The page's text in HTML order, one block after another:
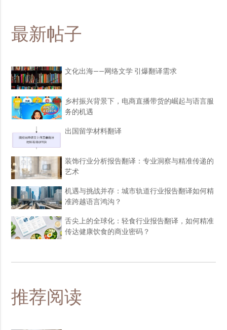
最新帖子
文化出海——网络文学 引爆翻译需求
乡村振兴背景下，电商直播带货的崛起与语言服
务的机遇
出国留学材料翻译
装饰行业分析报告翻译：专业洞察与精准传递的
艺术
机遇与挑战并存：城市轨道行业报告翻译如何精
准跨越语言鸿沟？
舌尖上的全球化：轻食行业报告翻译，如何精准
传达健康饮食的商业密码？
推荐阅读